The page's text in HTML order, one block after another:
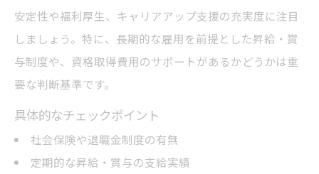
安定性や福利厚生、キャリアアップ支援の充実度に注目
しましょう。特に、長期的な雇用を前提とした昇給・賞
与制度や、資格取得費用のサポートがあるかどうかは重
要な判断基準です。
具体的なチェックポイント
社会保険や退職金制度の有無
定期的な昇給・賞与の支給実績